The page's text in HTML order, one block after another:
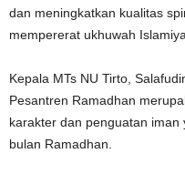
dan meningkatkan kualitas
mempererat ukhuwah
Kepala MTs NU Tirto,
Pesantren Ramadhan
karakter dan penguatan
bulan Ramadhan.